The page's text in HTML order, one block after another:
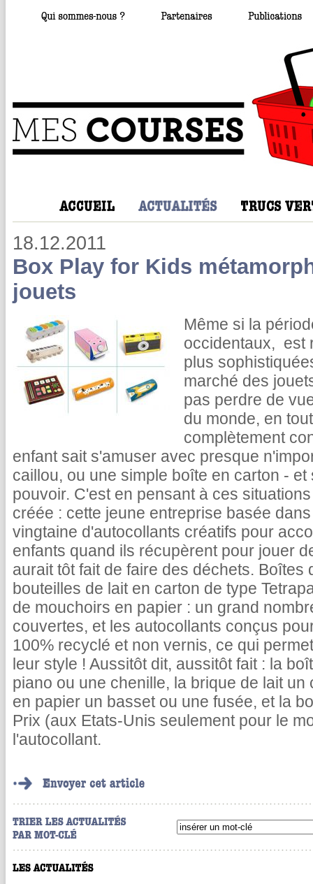
18.12.2011
Box Play for Kids
jouets
Même si la
occidentaux, est
plus
marché des
pas perdre de
du monde, en
complètement
enfant sait s'amuser avec presque
caillou, ou une simple boîte en carton -
pouvoir. C'est en pensant à ces
créée : cette jeune entreprise basée
vingtaine d'autocollants créatifs pour
enfants quand ils récupèrent pour jouer
aurait tôt fait de faire des déchets.
bouteilles de lait en carton de type
de mouchoirs en papier : un grand
couvertes, et les autocollants conçus
100% recyclé et non vernis, ce qui
leur style ! Aussitôt dit, aussitôt fait : la
piano ou une chenille, la brique de lait
en papier un basset ou une fusée, et la
Prix (aux Etats-Unis seulement pour le
l'autocollant.